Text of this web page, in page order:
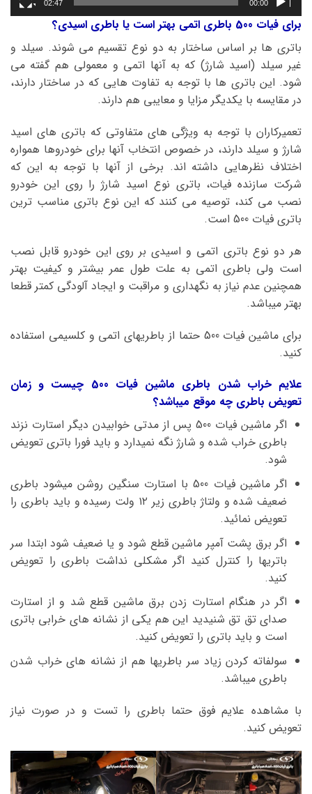
00:00
02:47
برای فیات 500 باطری اتمی بهتر است یا باطری اسیدی؟
باتری ها بر اساس ساختار به دو نوع تقسیم می شوند. سیلد و
غیر سیلد (اسید شارژ) که به آنها اتمی و معمولی هم گفته می
شود. این باتری ها با توجه به تفاوت هایی که در ساختار دارند،
در مقایسه با یکدیگر مزایا و معایبی هم دارند.
تعمیرکاران با توجه به ویژگی های متفاوتی که باتری های اسید
شارژ و سیلد دارند، در خصوص انتخاب آنها برای خودروها همواره
اختلاف نظرهایی داشته اند. برخی از آنها با توجه به این که
شرکت سازنده فیات، باتری نوع اسید شارژ را روی این خودرو
نصب می کند، توصیه می کنند که این نوع باتری مناسب ترین
باتری فیات 500 است.
هر دو نوع باتری اتمی و اسیدی بر روی این خودرو قابل نصب
است ولی باطری اتمی به علت طول عمر بیشتر و کیفیت بهتر
همچنین عدم نیاز به نگهداری و مراقبت و ایجاد آلودگی کمتر قطعا
بهتر میباشد.
برای ماشین فیات 500 حتما از باطریهای اتمی و کلسیمی استفاده
کنید.
علایم خراب شدن باطری ماشین فیات 500 چیست و زمان
تعویض باطری چه موقع میباشد؟
اگر ماشین فیات 500 پس از مدتی خوابیدن دیگر استارت نزند
باطری خراب شده و شارژ نگه نمیدارد و باید فورا باتری تعویض
شود.
اگر ماشین فیات 500 با استارت سنگین روشن میشود باطری
ضعیف شده و ولتاژ باطری زیر ۱۲ ولت رسیده و باید باطری را
تعویض نمائید.
اگر برق پشت آمپر ماشین قطع شود و یا ضعیف شود ابتدا سر
باتریها را کنترل کنید اگر مشکلی نداشت باطری را تعویض
کنید.
اگر در هنگام استارت زدن برق ماشین قطع شد و از استارت
صدای تق تق شنیدید این هم یکی از نشانه های خرابی باتری
است و باید باتری را تعویض کنید.
سولفاته کردن زیاد سر باطریها هم از نشانه های خراب شدن
باطری میباشد.
با مشاهده علایم فوق حتما باطری را تست و در صورت نیاز
تعویض کنید.